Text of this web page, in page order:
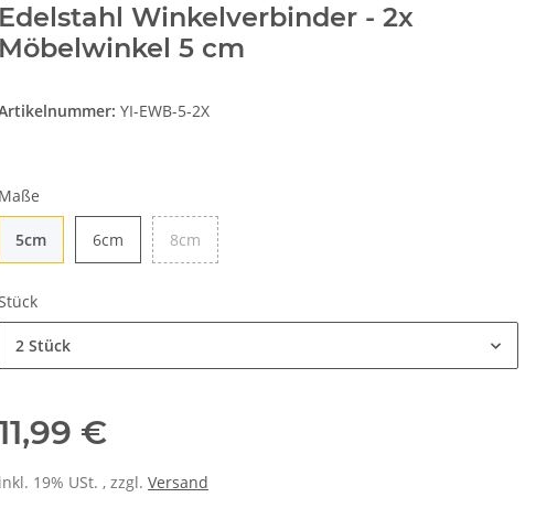
Edelstahl Winkelverbinder - 2x
Möbelwinkel 5 cm
YI-EWB-5-2X
Maße
5cm 6cm 8cm
2 Stück
€
inkl. 19% USt. , zzgl. Versand